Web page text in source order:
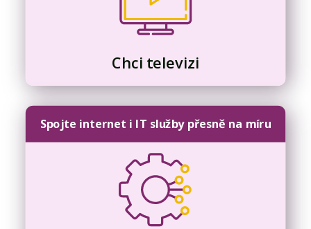
Chci televizi
Spojte internet i IT služby přesně na míru